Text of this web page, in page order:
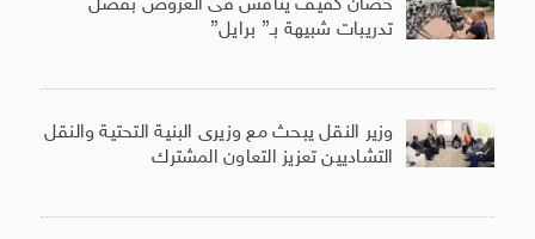
حصان كفيف ينافس فى العروض بفضل
تدريبات شبيهة بـ” برايل”
وزير النقل يبحث مع وزيرى البنية التحتية والنقل
التشاديين تعزيز التعاون المشترك